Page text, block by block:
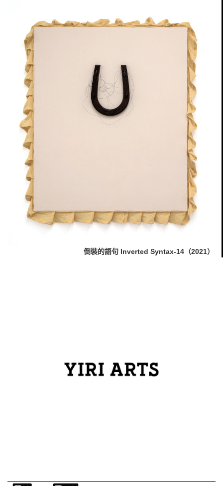
倒裝的語句 Inverted Syntax-14（2021）